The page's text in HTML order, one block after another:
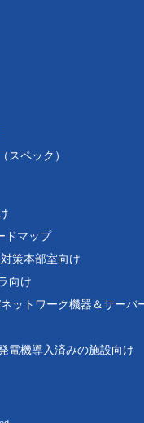
スペック）
ドマップ
策本部室向け
向け
ネットワーク機器＆サーバ
電機導入済みの施設向け